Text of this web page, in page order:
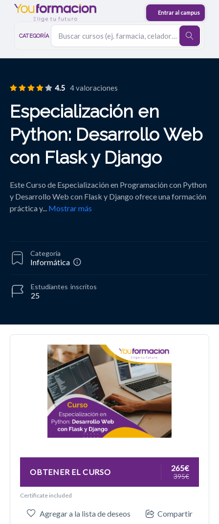
CATEGORÍA
4.5 4 valoraciones
Especialización en
Python: Desarrollo Web
con Flask y Django
Este Curso de Especialización en Programación con Python
y Desarrollo Web con Flask y Django ofrece una formación
práctica y... Mostrar más
Categoría
Informática
25
Estudiantes inscritos
OBTENER EL CURSO 265€
395€
Certificate included
Agregar a la lista de deseos Compartir